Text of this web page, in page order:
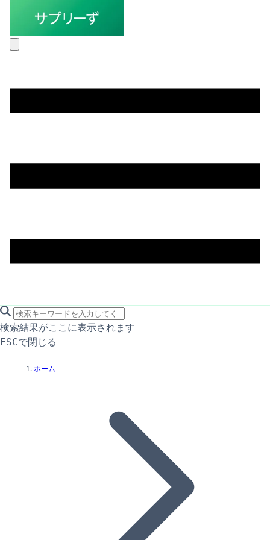
search icon
サイト内検索
検索結果がここに表示されます
ESCで閉じる
ホーム